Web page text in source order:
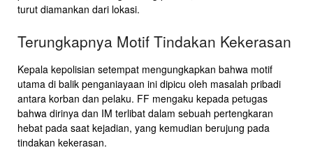
turut diamankan dari lokasi.
Terungkapnya Motif Tindakan Kekerasan
Kepala kepolisian setempat mengungkapkan bahwa motif
utama di balik penganiayaan ini dipicu oleh masalah pribadi
antara korban dan pelaku. FF mengaku kepada petugas
bahwa dirinya dan IM terlibat dalam sebuah pertengkaran
hebat pada saat kejadian, yang kemudian berujung pada
tindakan kekerasan.